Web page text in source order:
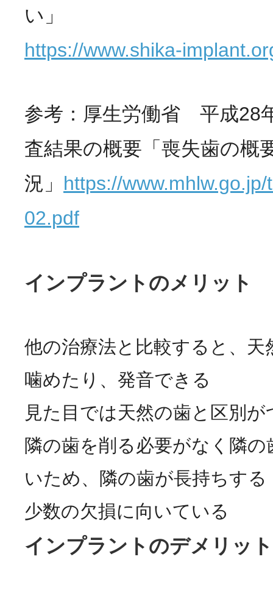
い」
https://www.shika-
参考：厚生労働省 平成28
査結果の概要「喪失歯の概
況」 https://
02.pdf
インプラントのメリット
他の治療法と比較すると、天
噛めたり、発音できる
見た目では天然の歯と区別
隣の歯を削る必要がなく隣
いため、隣の歯が長持ちする
少数の欠損に向いている
インプラントのデメリット